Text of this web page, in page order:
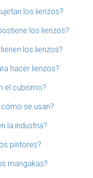
los lienzos?
los lienzos?
los lienzos?
hacer lienzos?
el cubismo?
se usan?
la industria?
pintores?
mangakas?